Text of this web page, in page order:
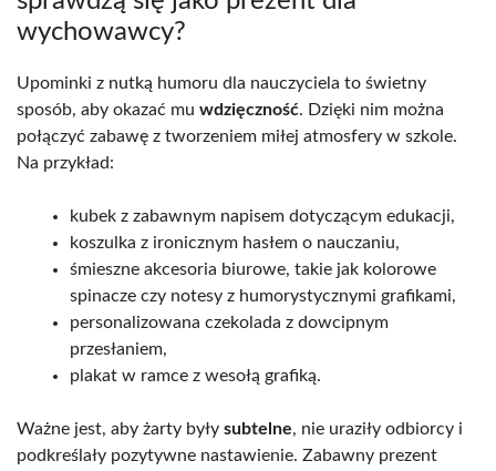
wychowawcy?
Upominki z nutką humoru dla nauczyciela to świetny
sposób, aby okazać mu wdzięczność. Dzięki nim można
połączyć zabawę z tworzeniem miłej atmosfery w szkole.
Na przykład:
kubek z zabawnym napisem dotyczącym edukacji,
koszulka z ironicznym hasłem o nauczaniu,
śmieszne akcesoria biurowe, takie jak kolorowe
spinacze czy notesy z humorystycznymi grafikami,
personalizowana czekolada z dowcipnym
przesłaniem,
plakat w ramce z wesołą grafiką.
Ważne jest, aby żarty były subtelne, nie uraziły odbiorcy i
podkreślały pozytywne nastawienie. Zabawny prezent